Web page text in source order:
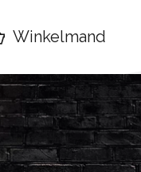
Winkelmand